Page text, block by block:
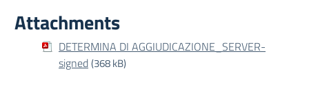
Attachments
DETERMINA DI AGGIUDICAZIONE_SERVER-
signed(368 kB)